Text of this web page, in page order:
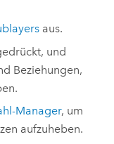
aus.
und
Beziehungen,
Manager, um
aufzuheben.